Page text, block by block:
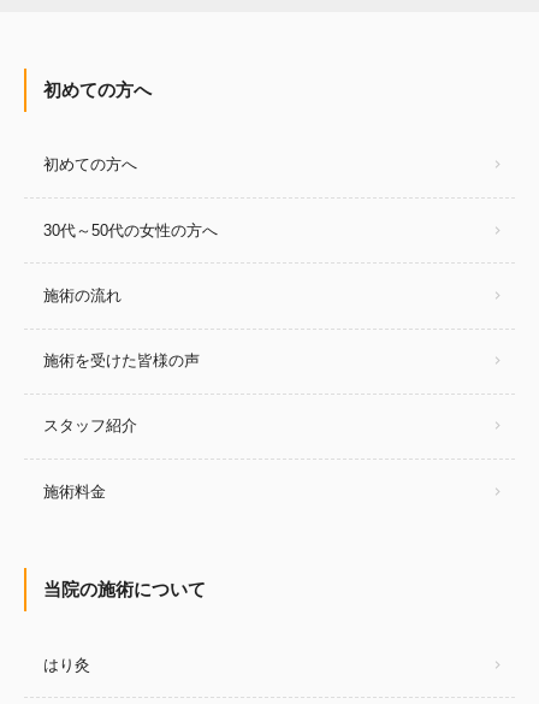
初めての方へ
初めての方へ
30代～50代の女性の方へ
施術の流れ
施術を受けた皆様の声
スタッフ紹介
施術料金
当院の施術について
はり灸